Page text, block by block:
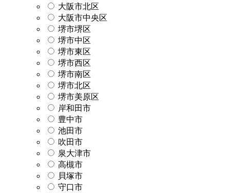
大阪市北区
大阪市中央区
堺市堺区
堺市中区
堺市東区
堺市西区
堺市南区
堺市北区
堺市美原区
岸和田市
豊中市
池田市
吹田市
泉大津市
高槻市
貝塚市
守口市